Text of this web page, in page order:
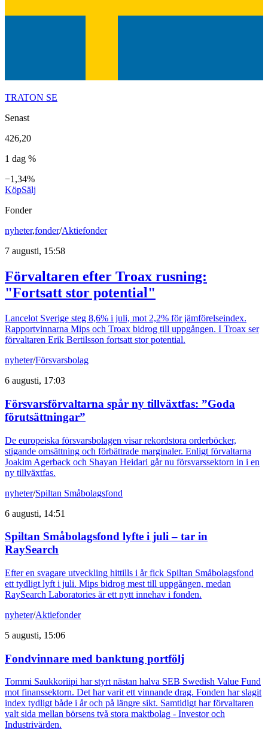
TRATON SE
Senast
426,20
1 dag %
−1,34%
KöpSälj
Fonder
nyheter,fonder/Aktiefonder
7 augusti, 15:58
Förvaltaren efter Troax rusning:
"Fortsatt stor potential"
Lancelot Sverige steg 8,6% i juli, mot 2,2% för jämförelseindex.
Rapportvinnarna Mips och Troax bidrog till uppgången. I Troax ser
förvaltaren Erik Bertilsson fortsatt stor potential.
nyheter/Försvarsbolag
6 augusti, 17:03
Försvarsförvaltarna spår ny tillväxtfas: ”Goda
förutsättningar”
De europeiska försvarsbolagen visar rekordstora orderböcker,
stigande omsättning och förbättrade marginaler. Enligt förvaltarna
Joakim Agerback och Shayan Heidari går nu försvarssektorn in i en
ny tillväxtfas.
nyheter/Spiltan Småbolagsfond
6 augusti, 14:51
Spiltan Småbolagsfond lyfte i juli – tar in
RaySearch
Efter en svagare utveckling hittills i år fick Spiltan Småbolagsfond
ett tydligt lyft i juli. Mips bidrog mest till uppgången, medan
RaySearch Laboratories är ett nytt innehav i fonden.
nyheter/Aktiefonder
5 augusti, 15:06
Fondvinnare med banktung portfölj
Tommi Saukkoriipi har styrt nästan halva SEB Swedish Value Fund
mot finanssektorn. Det har varit ett vinnande drag. Fonden har slagit
index tydligt både i år och på längre sikt. Samtidigt har förvaltaren
valt sida mellan börsens två stora maktbolag - Investor och
Industrivärden.